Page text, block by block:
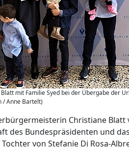
mit Familie Syed bei der Übergabe der
/ Anne Bartelt)
Christiane
des Bundespräsidenten und
von Stefanie Di Rosa-